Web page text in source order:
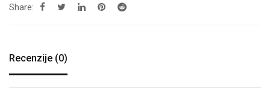
Share:
Recenzije (0)